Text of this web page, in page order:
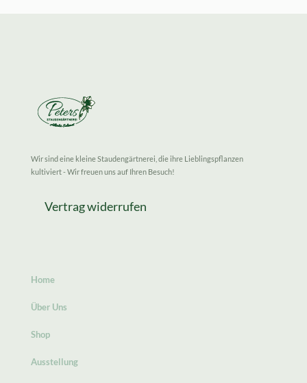
Wir sind eine kleine Staudengärtnerei, die ihre Lieblingspflanzen
kultiviert - Wir freuen uns auf Ihren Besuch!
Vertrag widerrufen
Home
Über Uns
Shop
Ausstellung